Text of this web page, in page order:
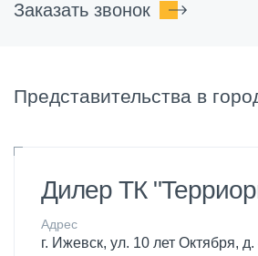
Заказать звонок
Представительства в
Дилер ТК
Адрес
г. Ижевск, ул. 10 лет Октября,